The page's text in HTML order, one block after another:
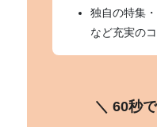
独自の特集
など充実の
＼ 60秒